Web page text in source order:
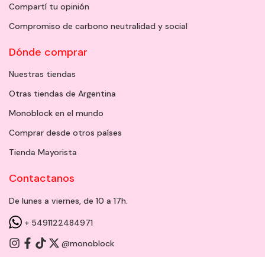
Compartí tu opinión
Compromiso de carbono neutralidad y social
Dónde comprar
Nuestras tiendas
Otras tiendas de Argentina
Monoblock en el mundo
Comprar desde otros países
Tienda Mayorista
Contactanos
De lunes a viernes, de 10 a 17h.
+ 5491122484971
@monoblock